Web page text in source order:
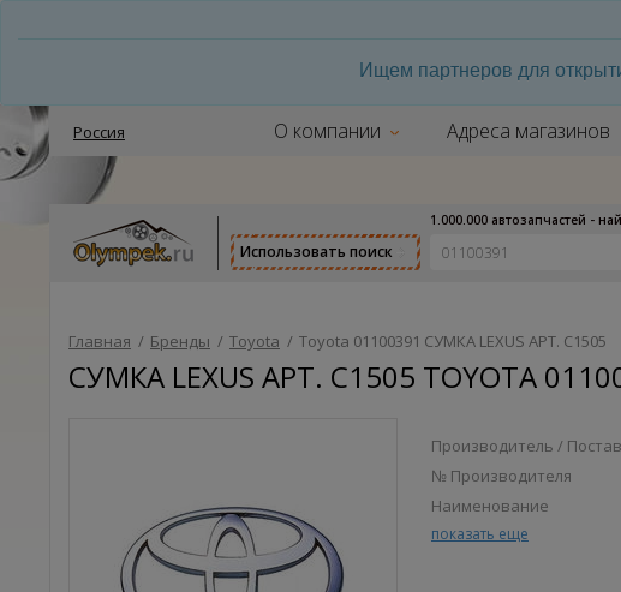
Ищем партнеров для
Россия О компании Адреса магазинов
Использовать поиск
1.000.000 автозапчастей -
Главная / Бренды / Toyota / Toyota 01100391 СУМКА LEXUS АРТ. С1505
СУМКА LEXUS АРТ. С1505 TOYOTA
Производитель /
№ Производителя
Наименование
СУМКА LEXUS АРТ.
показать еще